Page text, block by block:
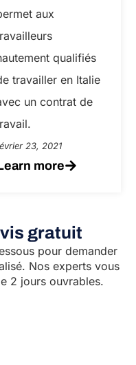
aux
qualifiés
travailler en Italie
un contrat de
23, 2021
more
gratuit
pour demander
Nos experts vous
2 jours ouvrables.